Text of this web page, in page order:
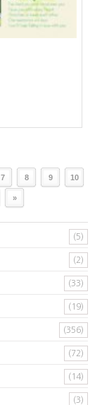
7 8 9 10
»
(5)
(2)
(33)
(19)
(356)
(72)
(14)
(3)